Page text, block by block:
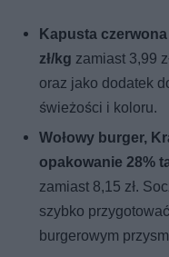
Kapusta czerwona
zł/kg zamiast 3,99
oraz jako dodatek
świeżości i koloru.
Wołowy burger,
opakowanie 28%
zamiast 8,15 zł.
szybko
burgerowym